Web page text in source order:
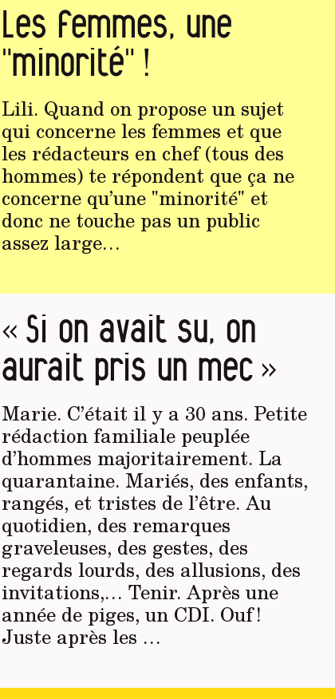
Les femmes, une
"minorité" !
Lili. Quand on propose un sujet
qui concerne les femmes et que
les rédacteurs en chef (tous des
hommes) te répondent que ça ne
concerne qu’une "minorité" et
donc ne touche pas un public
assez large…
« Si on avait su, on
aurait pris un mec »
Marie. C’était il y a 30 ans. Petite
rédaction familiale peuplée
d’hommes majoritairement. La
quarantaine. Mariés, des enfants,
rangés, et tristes de l’être. Au
quotidien, des remarques
graveleuses, des gestes, des
regards lourds, des allusions, des
invitations,… Tenir. Après une
année de piges, un CDI. Ouf !
Juste après les …